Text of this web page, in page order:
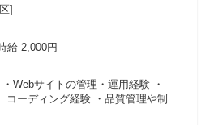
]
給 2,000円
Webサイトの管理・運用経験 ・
コーディング経験 ・品質管理や制作